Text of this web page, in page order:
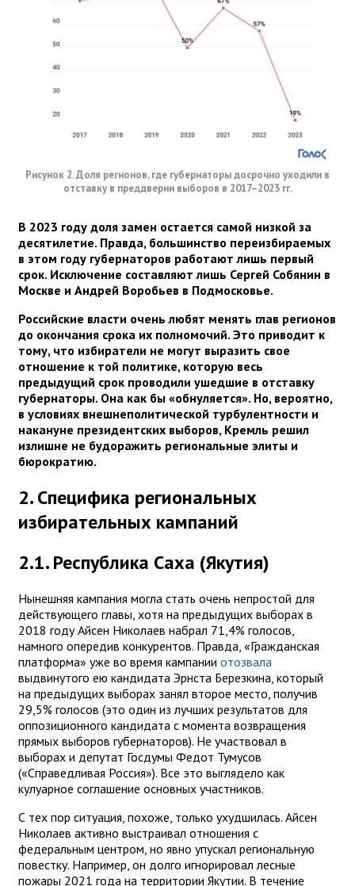
Рисунок 2. Доля регионов, где губернаторы досрочно уходили в
отставку в преддверии выборов в 2017–2023 гг.
В 2023 году доля замен остается самой низкой за
десятилетие. Правда, большинство переизбираемых
в этом году губернаторов работают лишь первый
срок. Исключение составляют лишь Сергей Собянин в
Москве и Андрей Воробьев в Подмосковье.
Российские власти очень любят менять глав регионов
до окончания срока их полномочий. Это приводит к
тому, что избиратели не могут выразить свое
отношение к той политике, которую весь
предыдущий срок проводили ушедшие в отставку
губернаторы. Она как бы «обнуляется». Но, вероятно,
в условиях внешнеполитической турбулентности и
накануне президентских выборов, Кремль решил
излишне не будоражить региональные элиты и
бюрократию.
2. Специфика региональных
избирательных кампаний
2.1. Республика Саха (Якутия)
Нынешняя кампания могла стать очень непростой для
действующего главы, хотя на предыдущих выборах в
2018 году Айсен Николаев набрал 71,4% голосов,
намного опередив конкурентов. Правда, «Гражданская
платформа» уже во время кампании отозвала
выдвинутого ею кандидата Эрнста Березкина, который
на предыдущих выборах занял второе место, получив
29,5% голосов (это один из лучших результатов для
оппозиционного кандидата с момента возвращения
прямых выборов губернаторов). Не участвовал в
выборах и депутат Госдумы Федот Тумусов
(«Справедливая Россия»). Все это выглядело как
кулуарное соглашение основных участников.
С тех пор ситуация, похоже, только ухудшилась. Айсен
Николаев активно выстраивал отношения с
федеральным центром, но явно упускал региональную
повестку. Например, он долго игнорировал лесные
пожары 2021 года на территории Якутии. В течение